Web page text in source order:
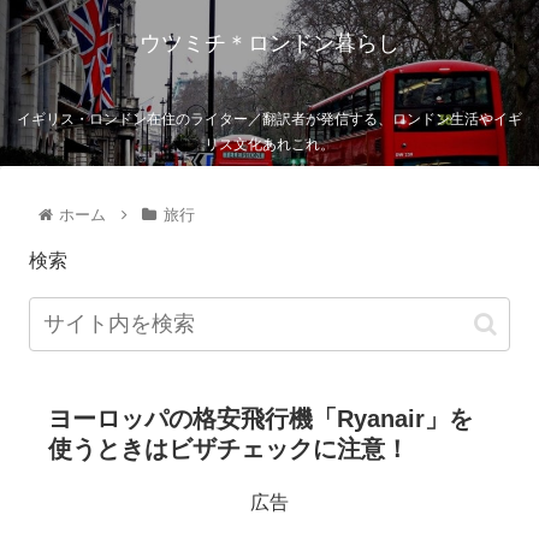
ウツミチ＊ロンドン暮らし
イギリス・ロンドン在住のライター／翻訳者が発信する、ロンドン生活やイギ
リス文化あれこれ。
ホーム 旅行
検索
ヨーロッパの格安飛行機「Ryanair」を
使うときはビザチェックに注意！
広告